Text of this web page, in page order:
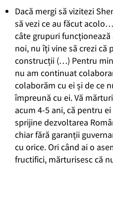
Dacă mergi să vizitezi
să vezi ce au făcut
câte grupuri
noi, nu îți vine să crezi că
construcții (…) Pentru
nu am continuat
colaborăm cu ei și de ce
împreună cu ei. Vă
acum 4-5 ani, că pentru
sprijine dezvoltarea
chiar fără garanții
cu orice. Ori când ai o
fructifici, mărturisesc că